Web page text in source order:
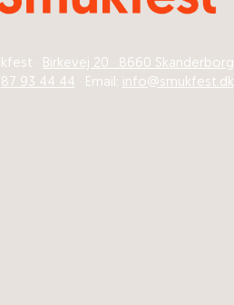
· Birkevej 20 · 8660 Skanderborg
87 93 44 44 · Email: info@smukfest.dk